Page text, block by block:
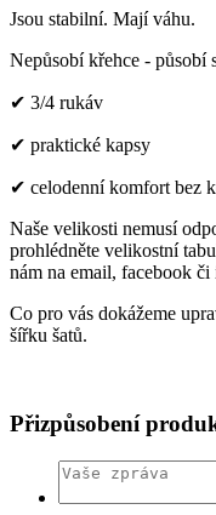
Jsou stabilní. Mají váhu.
Nepůsobí křehce - působí
✔ 3/4 rukáv
✔ praktické kapsy
✔ celodenní komfort bez
Naše velikosti nemusí
prohlédněte velikostní
nám na email, facebook či
Co pro vás dokážeme
šířku šatů.
Přizpůsobení